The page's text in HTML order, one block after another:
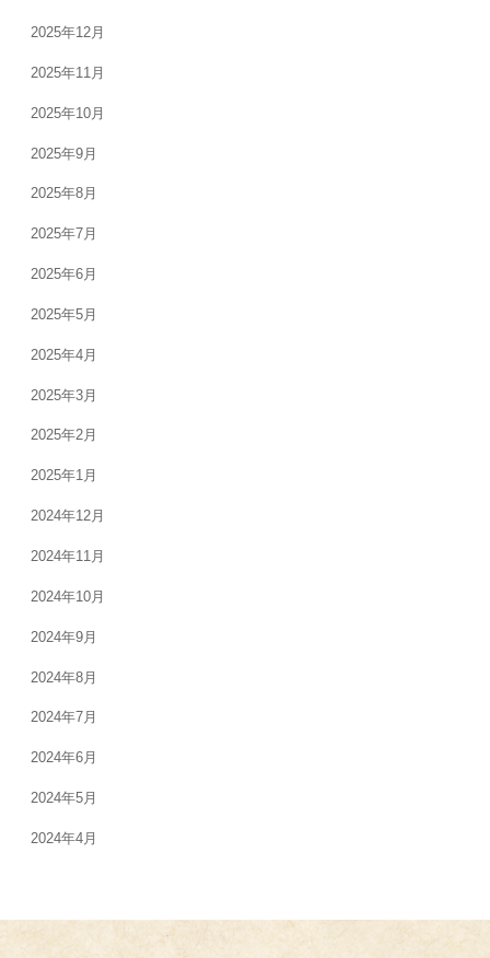
2025年12月
2025年11月
2025年10月
2025年9月
2025年8月
2025年7月
2025年6月
2025年5月
2025年4月
2025年3月
2025年2月
2025年1月
2024年12月
2024年11月
2024年10月
2024年9月
2024年8月
2024年7月
2024年6月
2024年5月
2024年4月